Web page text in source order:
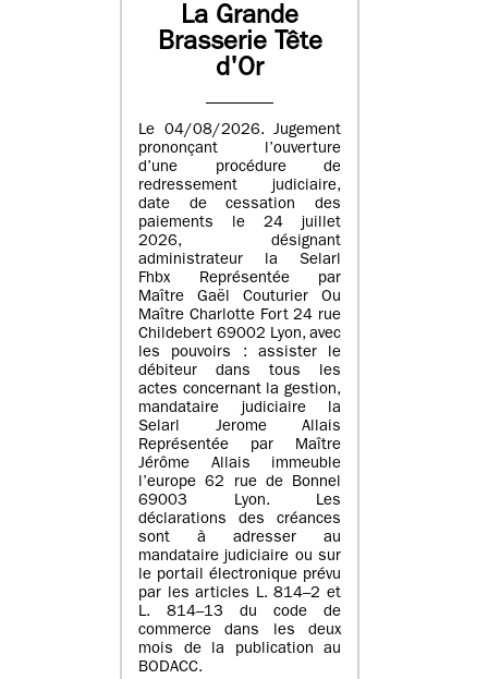
La Grande
Brasserie Tête
d'Or
Le 04/08/2026. Jugement
prononçant l’ouverture
d’une procédure de
redressement judiciaire,
date de cessation des
paiements le 24 juillet
2026, désignant
administrateur la Selarl
Fhbx Représentée par
Maître Gaël Couturier Ou
Maître Charlotte Fort 24 rue
Childebert 69002 Lyon, avec
les pouvoirs : assister le
débiteur dans tous les
actes concernant la gestion,
mandataire judiciaire la
Selarl Jerome Allais
Représentée par Maître
Jérôme Allais immeuble
l’europe 62 rue de Bonnel
69003 Lyon. Les
déclarations des créances
sont à adresser au
mandataire judiciaire ou sur
le portail électronique prévu
par les articles L. 814–2 et
L. 814–13 du code de
commerce dans les deux
mois de la publication au
BODACC.